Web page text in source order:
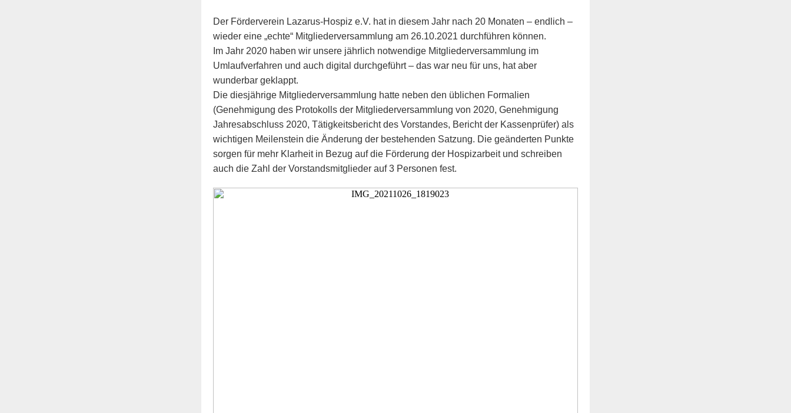
Der Förderverein Lazarus-Hospiz e.V. hat in diesem Jahr nach 20 Monaten – endlich –
wieder eine „echte“ Mitgliederversammlung am 26.10.2021 durchführen können.
Im Jahr 2020 haben wir unsere jährlich notwendige Mitgliederversammlung im
Umlaufverfahren und auch digital durchgeführt – das war neu für uns, hat aber
wunderbar geklappt.
Die diesjährige Mitgliederversammlung hatte neben den üblichen Formalien
(Genehmigung des Protokolls der Mitgliederversammlung von 2020, Genehmigung
Jahresabschluss 2020, Tätigkeitsbericht des Vorstandes, Bericht der Kassenprüfer) als
wichtigen Meilenstein die Änderung der bestehenden Satzung. Die geänderten Punkte
sorgen für mehr Klarheit in Bezug auf die Förderung der Hospizarbeit und schreiben
auch die Zahl der Vorstandsmitglieder auf 3 Personen fest.